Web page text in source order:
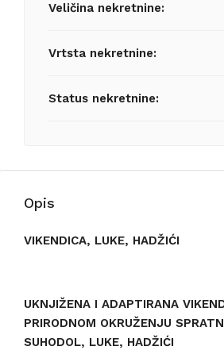
Veličina nekretnine:
Vrtsta nekretnine:
Status nekretnine:
Opis
VIKENDICA, LUKE, HADŽIĆI
UKNJIŽENA I ADAPTIRANA
PRIRODNOM OKRUŽENJU
SUHODOL, LUKE, HADŽIĆI